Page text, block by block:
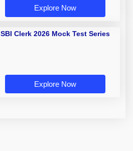
Explore Now
SBI Clerk 2026 Mock Test Series
Explore Now